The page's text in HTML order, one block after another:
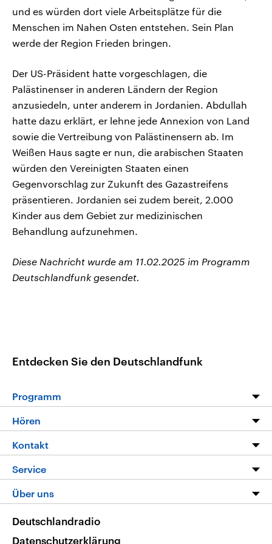
und es würden dort viele Arbeitsplätze für die
Menschen im Nahen Osten entstehen. Sein Plan
werde der Region Frieden bringen.
Der US-Präsident hatte vorgeschlagen, die
Palästinenser in anderen Ländern der Region
anzusiedeln, unter anderem in Jordanien. Abdullah
hatte dazu erklärt, er lehne jede Annexion von Land
sowie die Vertreibung von Palästinensern ab. Im
Weißen Haus sagte er nun, die arabischen Staaten
würden den Vereinigten Staaten einen
Gegenvorschlag zur Zukunft des Gazastreifens
präsentieren. Jordanien sei zudem bereit, 2.000
Kinder aus dem Gebiet zur medizinischen
Behandlung aufzunehmen.
Diese Nachricht wurde am 11.02.2025 im Programm
Deutschlandfunk gesendet.
Entdecken Sie den Deutschlandfunk
Programm
Programm
Die Nachrichten
Nachrichtenleicht
Neue Beiträge auf dlf.de
Hören
Livestream
Podcasts
Deutschlandfunk App
Nachrichten App
Frequenzen
Kontakt
Hörerservice
Service
FAQ
Veranstaltungen
Über uns
Deutschlandradio
Datenschutzerklärung